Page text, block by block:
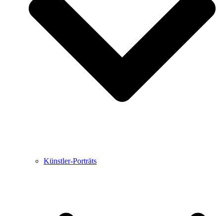
Buchbesprechungen von Harald Schwiers
Haralds Streifzüge
Hörtipps von Harald Schwiers
Kunstausflüge mit Sigrid Balke
Marc Peschke – Out of The Länd
Buchtipps von Uli Rothfuss
Künstler-Porträts